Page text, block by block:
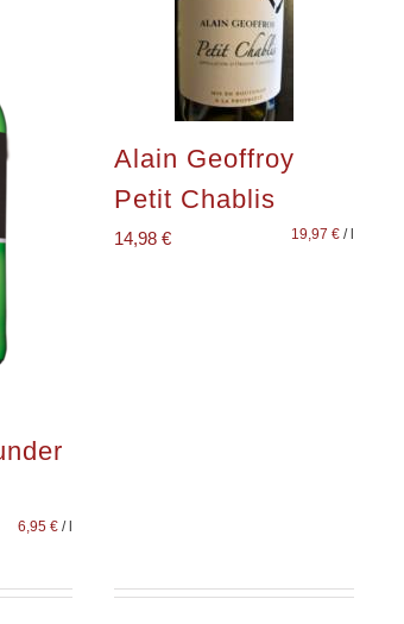
6,95€ /l
Alain Geoffroy
Petit Chablis
14,98€ 19,97 € /l